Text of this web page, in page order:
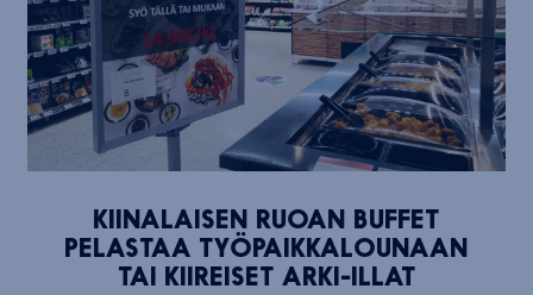
KIINALAISEN RUOAN BUFFET
PELASTAA TYÖPAIKKALOUNAAN
TAI KIIREISET ARKI-ILLAT